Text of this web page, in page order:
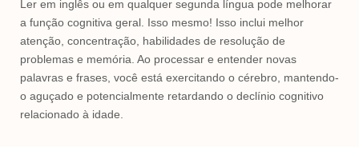
Ler em inglês ou em qualquer segunda língua pode melhorar
a função cognitiva geral. Isso mesmo! Isso inclui melhor
atenção, concentração, habilidades de resolução de
problemas e memória. Ao processar e entender novas
palavras e frases, você está exercitando o cérebro, mantendo-
o aguçado e potencialmente retardando o declínio cognitivo
relacionado à idade.